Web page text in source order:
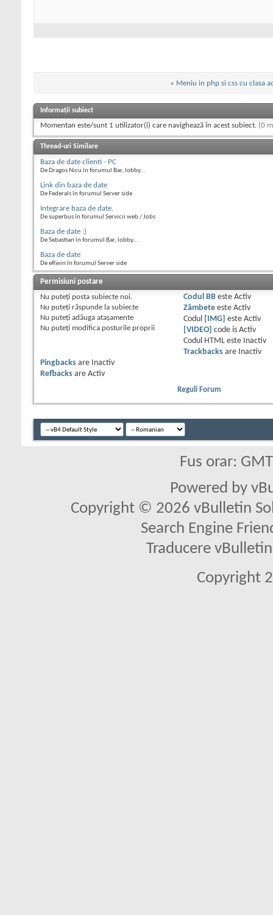
« Meniu in php si css cu clasa
Informații subiect
Momentan este/sunt 1 utilizator(i) care navighează în acest subiect. (0
Thread-uri Similare
Baza de date clienti - PC
De Dragos Nicu în forumul Bar, lobby...
Link din baza de date
De Federals în forumul Server side
Integrare baza de date.
De superbus în forumul Servicii web / Jobs
Baza de date :)
De Sebastian în forumul Bar, lobby...
Baza de date
De eRwin în forumul Server side
Permisiuni postare
Nu puteţi posta subiecte noi.
Nu puteţi răspunde la subiecte
Nu puteţi adăuga ataşamente
Nu puteţi modifica posturile proprii
Codul BBeste Activ
Zâmbeteeste Activ
Codul
[IMG] este Activ
[VIDEO]
code is Activ
Codul HTML este
Inactiv
Trackbacksare
Inactiv
Pingbacks are
Inactiv
Refbacks are Activ
Reguli Forum
Fus orar:
Powered by
Copyright © 2026 vBulletin
Search Engine
Traducere
Copyright